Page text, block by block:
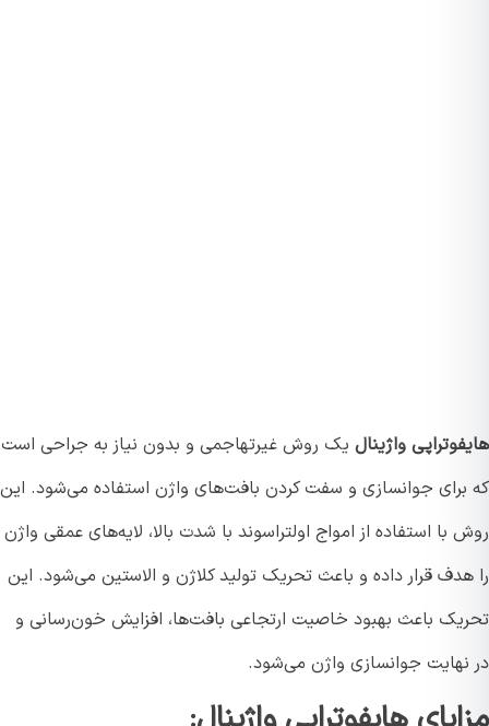
واژینالیک روش غیرتهاجمی و بدون نیاز به جراحی است
جوانسازی و سفت کردن بافت‌های واژن استفاده می‌شود. این
با استفاده از امواج اولتراسوند با شدت بالا، لایه‌های عمقی واژن
قرار داده و باعث تحریک تولید کلاژن و الاستین می‌شود. این
باعث بهبود خاصیت ارتجاعی بافت‌ها، افزایش خون‌رسانی و
جوانسازی واژن می‌شود.